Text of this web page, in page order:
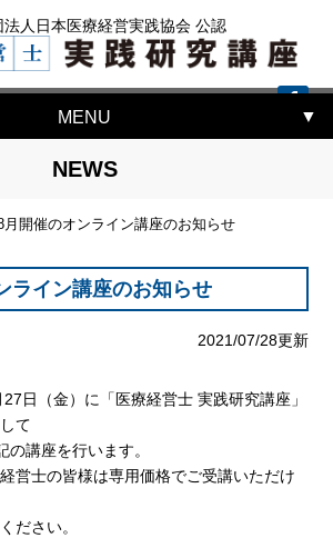
法人日本医療経営実践協会 公認
MENU
NEWS
月開催のオンライン講座のお知らせ
ライン講座のお知らせ
2021/07/28更新
日（金）に「医療経営士 実践研究講座」
て
講座を行います。
営士の皆様は専用価格でご受講いただけ
ださい。